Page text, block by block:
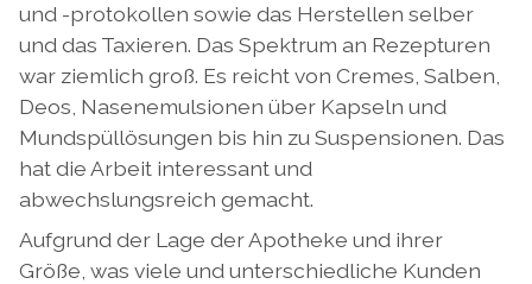
und -protokollen sowie das Herstellen selber
und das Taxieren. Das Spektrum an Rezepturen
war ziemlich groß. Es reicht von Cremes, Salben,
Deos, Nasenemulsionen über Kapseln und
Mundspüllösungen bis hin zu Suspensionen. Das
hat die Arbeit interessant und
abwechslungsreich gemacht.
Aufgrund der Lage der Apotheke und ihrer
Größe, was viele und unterschiedliche Kunden